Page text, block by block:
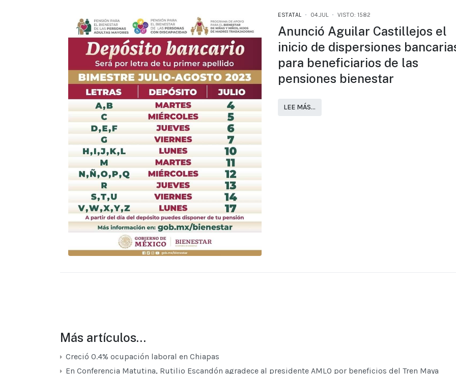
ESTATAL 04.JUL VISTO: 1582
Anunció Aguilar Castillejos el
inicio de dispersiones
para beneficiarios de las
pensiones bienestar
LEE MÁS…
Más artículos…
Creció 0.4% ocupación laboral en Chiapas
En Conferencia Matutina, Rutilio Escandón agradece al presidente AMLO por beneficios del Tren Maya